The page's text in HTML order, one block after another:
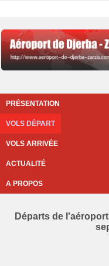
PRÉSENTATION
VOLS DÉPART
VOLS ARRIVÉE
ACTUALITÉ
A PROPOS
Départs de